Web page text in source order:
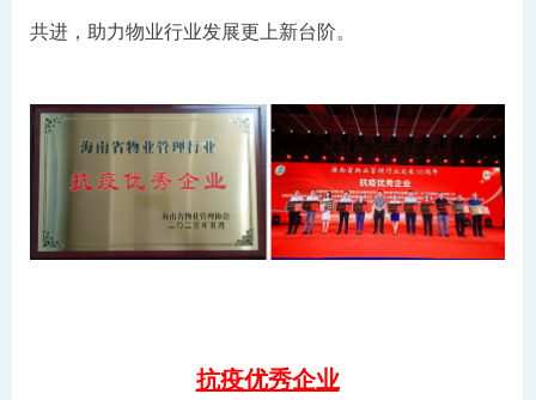
共进，助力物业行业发展更上新台阶。
抗疫优秀企业